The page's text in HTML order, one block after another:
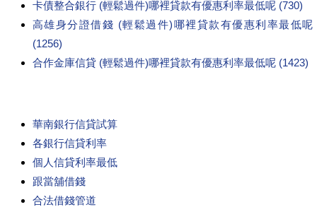
卡債整合銀行 (輕鬆過件)哪裡貸款有優惠利率最低呢 (730)
高雄身分證借錢 (輕鬆過件)哪裡貸款有優惠利率最低呢
(1256)
合作金庫信貸 (輕鬆過件)哪裡貸款有優惠利率最低呢 (1423)
華南銀行信貸試算
各銀行信貸利率
個人信貸利率最低
跟當舖借錢
合法借錢管道